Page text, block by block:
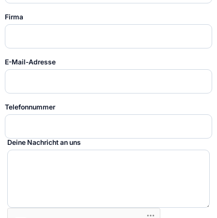
Firma
E-Mail-Adresse
Telefonnummer
Deine Nachricht an uns